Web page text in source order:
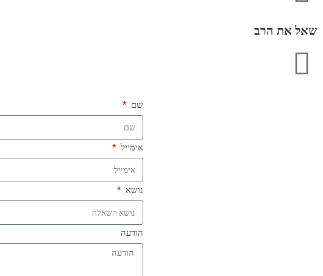
שאל את הרב
שם
אימייל
נושא
הודעה